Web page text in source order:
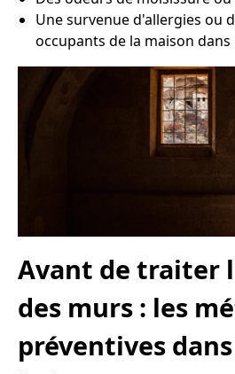
Une survenue d'allergies ou
occupants de la maison dans
Avant de traiter
des murs : les
préventives